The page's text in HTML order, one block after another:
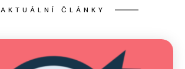
AKTUÁLNÍ ČLÁNKY